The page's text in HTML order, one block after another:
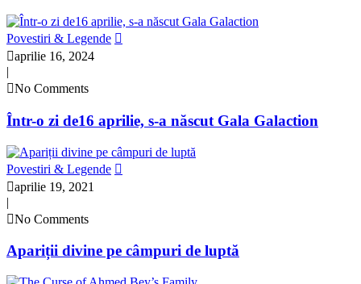
Povestiri & Legende
aprilie 16, 2024
|
No Comments
Într-o zi de16 aprilie, s-a născut Gala Galaction
Povestiri & Legende
aprilie 19, 2021
|
No Comments
Apariții divine pe câmpuri de luptă